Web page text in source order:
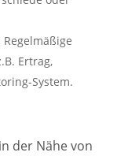
Regelmäßige
Ertrag,
System.
der Nähe von